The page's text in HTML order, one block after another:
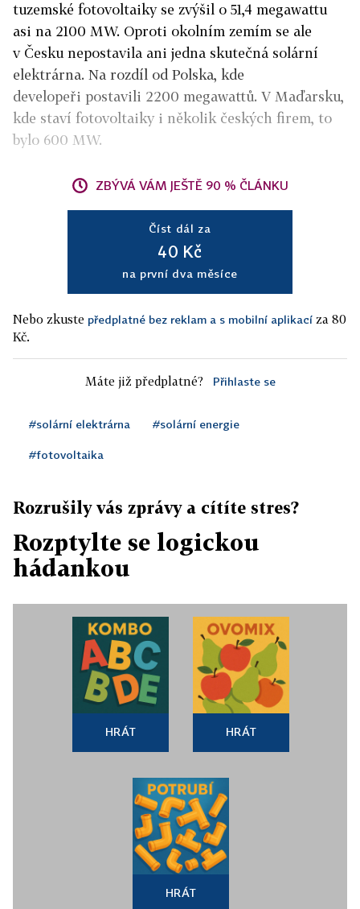
tuzemské fotovoltaiky se zvýšil o 51,4 megawattu
asi na 2100 MW. Oproti okolním zemím se ale
v Česku nepostavila ani jedna skutečná solární
elektrárna. Na rozdíl od Polska, kde
developeři postavili 2200 megawattů. V Maďarsku,
kde staví fotovoltaiky i několik českých firem, to
bylo 600 MW.
ZBÝVÁ VÁM JEŠTĚ 90 % ČLÁNKU
Číst dál za
40 Kč
na první dva měsíce
Nebo zkuste předplatné bez reklam a s mobilní aplikací za 80
Kč.
Máte již předplatné? Přihlaste se
#solární elektrárna #solární energie
#fotovoltaika
Rozrušily vás zprávy a cítíte stres?
Rozptylte se logickou
hádankou
HRÁT HRÁT
HRÁT